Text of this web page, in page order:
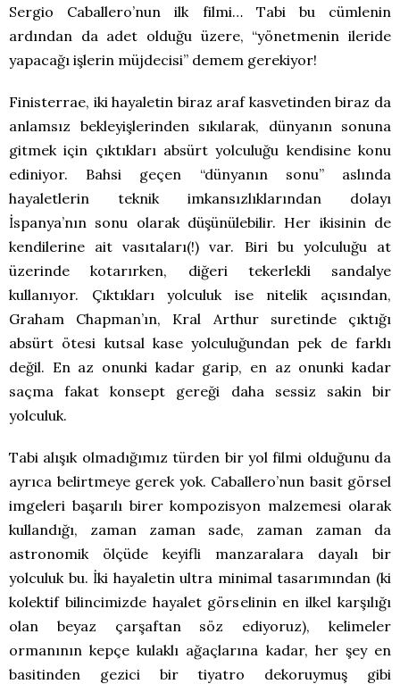
Sergio Caballero’nun ilk filmi… Tabi bu cümlenin
ardından da adet olduğu üzere, “yönetmenin ileride
yapacağı işlerin müjdecisi” demem gerekiyor!
Finisterrae, iki hayaletin biraz araf kasvetinden biraz da
anlamsız bekleyişlerinden sıkılarak, dünyanın sonuna
gitmek için çıktıkları absürt yolculuğu kendisine konu
ediniyor. Bahsi geçen “dünyanın sonu” aslında
hayaletlerin teknik imkansızlıklarından dolayı
İspanya’nın sonu olarak düşünülebilir. Her ikisinin de
kendilerine ait vasıtaları(!) var. Biri bu yolculuğu at
üzerinde kotarırken, diğeri tekerlekli sandalye
kullanıyor. Çıktıkları yolculuk ise nitelik açısından,
Graham Chapman’ın, Kral Arthur suretinde çıktığı
absürt ötesi kutsal kase yolculuğundan pek de farklı
değil. En az onunki kadar garip, en az onunki kadar
saçma fakat konsept gereği daha sessiz sakin bir
yolculuk.
Tabi alışık olmadığımız türden bir yol filmi olduğunu da
ayrıca belirtmeye gerek yok. Caballero’nun basit görsel
imgeleri başarılı birer kompozisyon malzemesi olarak
kullandığı, zaman zaman sade, zaman zaman da
astronomik ölçüde keyifli manzaralara dayalı bir
yolculuk bu. İki hayaletin ultra minimal tasarımından (ki
kolektif bilincimizde hayalet görselinin en ilkel karşılığı
olan beyaz çarşaftan söz ediyoruz), kelimeler
ormanının kepçe kulaklı ağaçlarına kadar, her şey en
basitinden gezici bir tiyatro dekoruymuş gibi